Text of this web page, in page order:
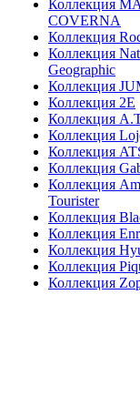
Коллекция
COVERNA
Коллекция
Коллекция
Geographic
Коллекция
Коллекция 2E
Коллекция
Коллекция
Коллекция
Коллекция
Коллекция
Tourister
Коллекция
Коллекция
Коллекция
Коллекция
Коллекция